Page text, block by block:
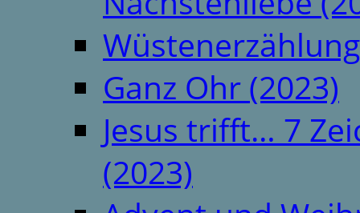
Ganz Ohr (2023)
Jesus trifft… 7
(2023)